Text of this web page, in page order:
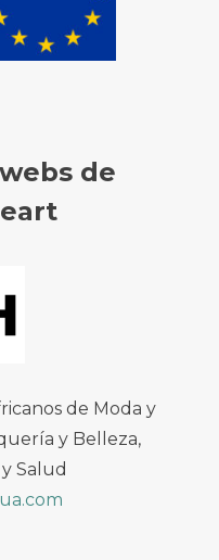
de
de Moda y
y Belleza,
Salud